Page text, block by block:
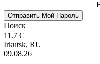
Поиск
11.7 C
Irkutsk, RU
09.08.26